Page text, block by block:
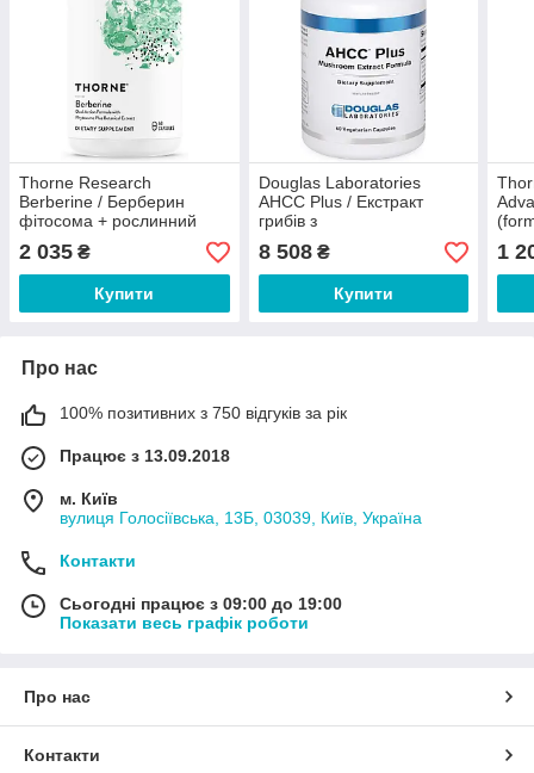
Thorne Research
Berberine / Берберин
фітосома + рослинний
екстракт 60 капсул
2 035 ₴
Купити
Douglas Laboratories
AHCC Plus / Екстракт
грибів з
арабіногалактаном
підтримка імунітету 60
капсул
8 508₴
Купити
1
Про нас
100% позитивних з 750 відгуків за рік
Працює з 13.09.2018
м. Київ
вулиця Голосіївська, 13Б, 03039, Київ, Україна
Контакти
Сьогодні працює з 09:00 до 19:00
Показати весь графік роботи
Про нас
Контакти